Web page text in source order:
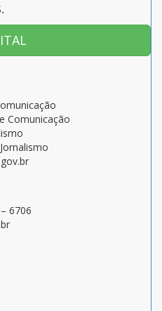
Comunicação
6706